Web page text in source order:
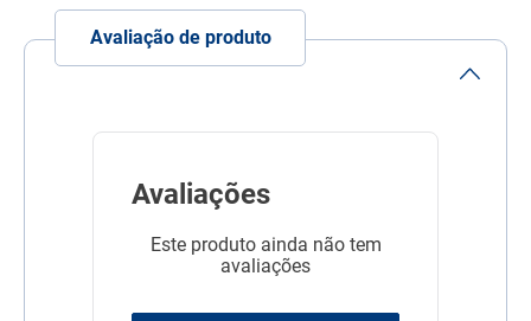
Avaliação de produto
Avaliações
Este produto ainda não tem
avaliações